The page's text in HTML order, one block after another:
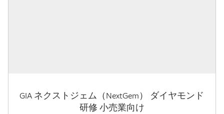
GIA ネクストジェム（NextGem） ダイヤモンド
研修 小売業向け